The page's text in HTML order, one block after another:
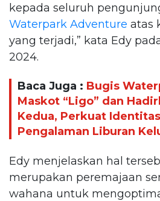
kepada seluruh
Waterpark Adventure atas
yang terjadi,” kata Edy
2024.
Baca Juga : Bugis
Maskot “Ligo” dan
Kedua, Perkuat
Pengalaman Liburan
Edy menjelaskan hal
merupakan peremajaan
wahana untuk